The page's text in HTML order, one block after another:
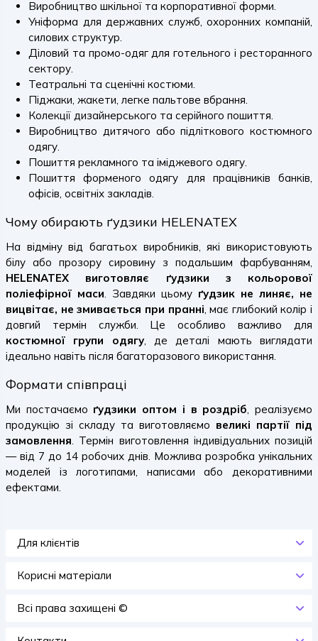
Виробництво шкільної та корпоративної форми.
Уніформа для державних служб, охоронних компаній,
силових структур.
Діловий та промо-одяг для готельного і ресторанного
сектору.
Театральні та сценічні костюми.
Піджаки, жакети, легке пальтове вбрання.
Колекції дизайнерського та серійного пошиття.
Виробництво дитячого або підліткового костюмного
одягу.
Пошиття рекламного та іміджевого одягу.
Пошиття форменого одягу для працівників банків,
офісів, освітніх закладів.
Чому обирають ґудзики HELENATEX
На відміну від багатьох виробників, які використовують
білу або прозору сировину з подальшим фарбуванням,
HELENATEX виготовляє ґудзики з кольорової
поліефірної маси. Завдяки цьому ґудзик не линяє, не
вицвітає, не змивається при пранні, має глибокий колір і
довгий термін служби. Це особливо важливо для
костюмної групи одягу, де деталі мають виглядати
ідеально навіть після багаторазового використання.
Формати співпраці
Ми постачаємо ґудзики оптом і в роздріб, реалізуємо
продукцію зі складу та виготовляємо великі партії під
замовлення. Термін виготовлення індивідуальних позицій
— від 7 до 14 робочих днів. Можлива розробка унікальних
моделей із логотипами, написами або декоративними
ефектами.
Для клієнтів
Корисні матеріали
Всi права захищенi ©